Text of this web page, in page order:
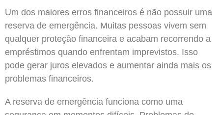
Um dos maiores erros financeiros é não possuir uma
reserva de emergência. Muitas pessoas vivem sem
qualquer proteção financeira e acabam recorrendo a
empréstimos quando enfrentam imprevistos. Isso
pode gerar juros elevados e aumentar ainda mais os
problemas financeiros.
A reserva de emergência funciona como uma